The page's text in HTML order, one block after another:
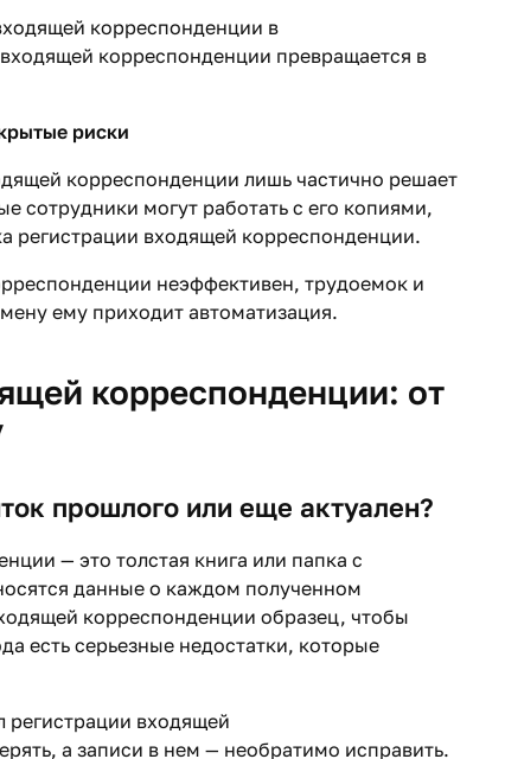
корреспонденции в
корреспонденции превращается в
риски
корреспонденции лишь частично решает
могут работать с его копиями,
регистрации входящей корреспонденции.
неэффективен, трудоемок и
ему приходит автоматизация.
корреспонденции: от
прошлого или еще актуален?
— это толстая книга или папка с
данные о каждом полученном
корреспонденции образец, чтобы
есть серьезные недостатки, которые
входящей
а записи в нем — необратимо исправить.